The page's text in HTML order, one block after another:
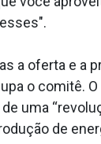
a oferta e a
o comitê.
uma
de